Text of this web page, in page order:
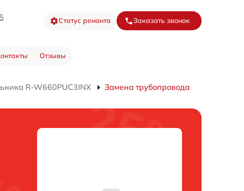
Статус ремонта Заказать звонок
Отзывы
R-W660PUC3INX Замена трубопровода